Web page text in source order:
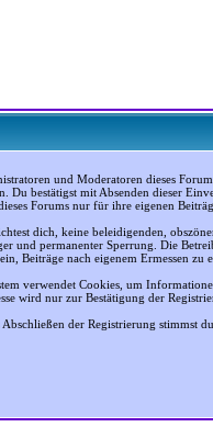
und Moderatoren dieses
Du bestätigst mit Absenden dieser
Forums nur für ihre eigenen
dich, keine beleidigenden,
und permanenter Sperrung. Die
Beiträge nach eigenem Ermessen
verwendet Cookies, um
wird nur zur Bestätigung der
Abschließen der Registrierung stimmst